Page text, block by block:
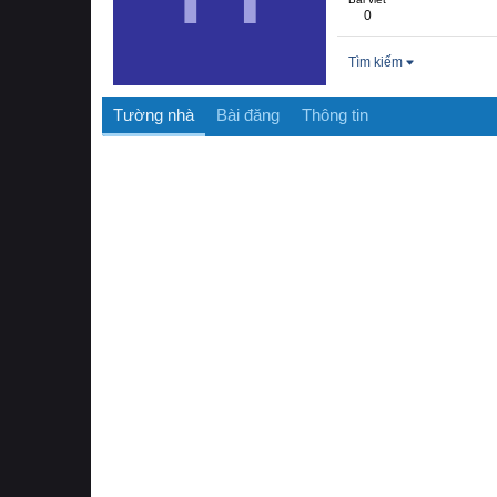
0
Tìm kiếm
Tường nhà Bài đăng Thông tin